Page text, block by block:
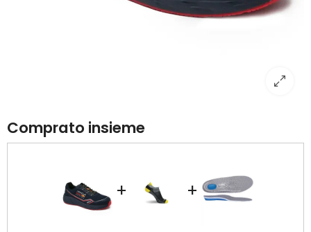
Comprato insieme
+ +